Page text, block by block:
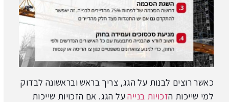
כאשר רוצים לבנות על הגג, צריך בראש ובראשונה לבדוק
למי שייכות הזכויות בנייהעל הגג. אם הזכויות שייכות